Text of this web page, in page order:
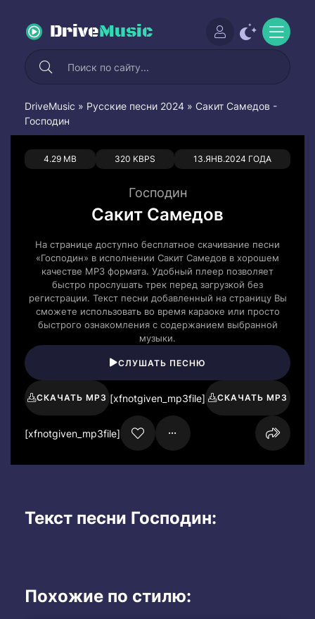
DriveMusic
DriveMusic » Русские песни 2024 » Сакит Самедов -
Господин
4.29 MB 320 KBPS 13.ЯНВ.2024 ГОДА
0 0
Господин
Сакит Самедов
На странице доступно бесплатное скачивание песни
«Господин» в исполнении Сакит Самедов в хорошем
качестве MP3 формата. Удобный плеер позволяет
быстро прослушать трек перед загрузкой без
регистрации. Текст песни добавленный на страницу Вы
сможете использовать во время караоке или просто
быстрого ознакомления с содержанием выбранной
музыки.
СЛУШАТЬ ПЕСНЮ
СКАЧАТЬ MP3 [xfnotgiven_mp3file] СКАЧАТЬ MP3
[xfnotgiven_mp3file]
Текст песни Господин:
Похожие по стилю: